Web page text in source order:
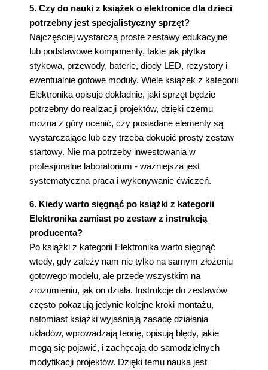
5. Czy do nauki z książek o elektronice dla dzieci
potrzebny jest specjalistyczny sprzęt?
Najczęściej wystarczą proste zestawy edukacyjne
lub podstawowe komponenty, takie jak płytka
stykowa, przewody, baterie, diody LED, rezystory i
ewentualnie gotowe moduły. Wiele książek z kategorii
Elektronika opisuje dokładnie, jaki sprzęt będzie
potrzebny do realizacji projektów, dzięki czemu
można z góry ocenić, czy posiadane elementy są
wystarczające lub czy trzeba dokupić prosty zestaw
startowy. Nie ma potrzeby inwestowania w
profesjonalne laboratorium - ważniejsza jest
systematyczna praca i wykonywanie ćwiczeń.
6. Kiedy warto sięgnąć po książki z kategorii
Elektronika zamiast po zestaw z instrukcją
producenta?
Po książki z kategorii Elektronika warto sięgnąć
wtedy, gdy zależy nam nie tylko na samym złożeniu
gotowego modelu, ale przede wszystkim na
zrozumieniu, jak on działa. Instrukcje do zestawów
często pokazują jedynie kolejne kroki montażu,
natomiast książki wyjaśniają zasadę działania
układów, wprowadzają teorię, opisują błędy, jakie
mogą się pojawić, i zachęcają do samodzielnych
modyfikacji projektów. Dzięki temu nauka jest